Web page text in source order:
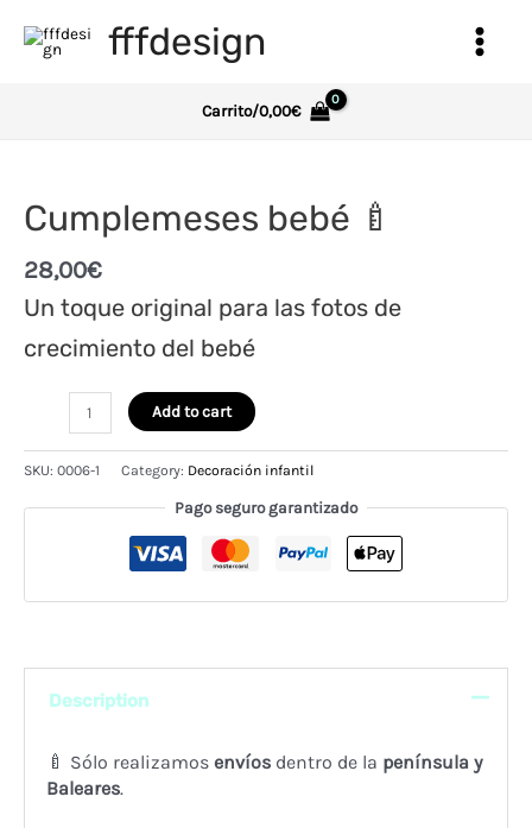
contenido
fffdesign
Main
Carrito/0,00€
Cumplemeses bebé 🍼
28,00€
Un toque original para las fotos de
crecimiento del bebé
Cumplemeses
🍼
quantity
Add to cart
SKU: 0006-1 Category: Decoración infantil
Pago seguro garantizado
Description
🍼 Sólo realizamos envíosdentro de la península y
Baleares.